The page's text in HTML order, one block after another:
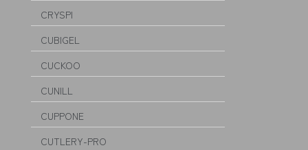
CRYSPI
CUBIGEL
CUCKOO
CUNILL
CUPPONE
CUTLERY-PRO